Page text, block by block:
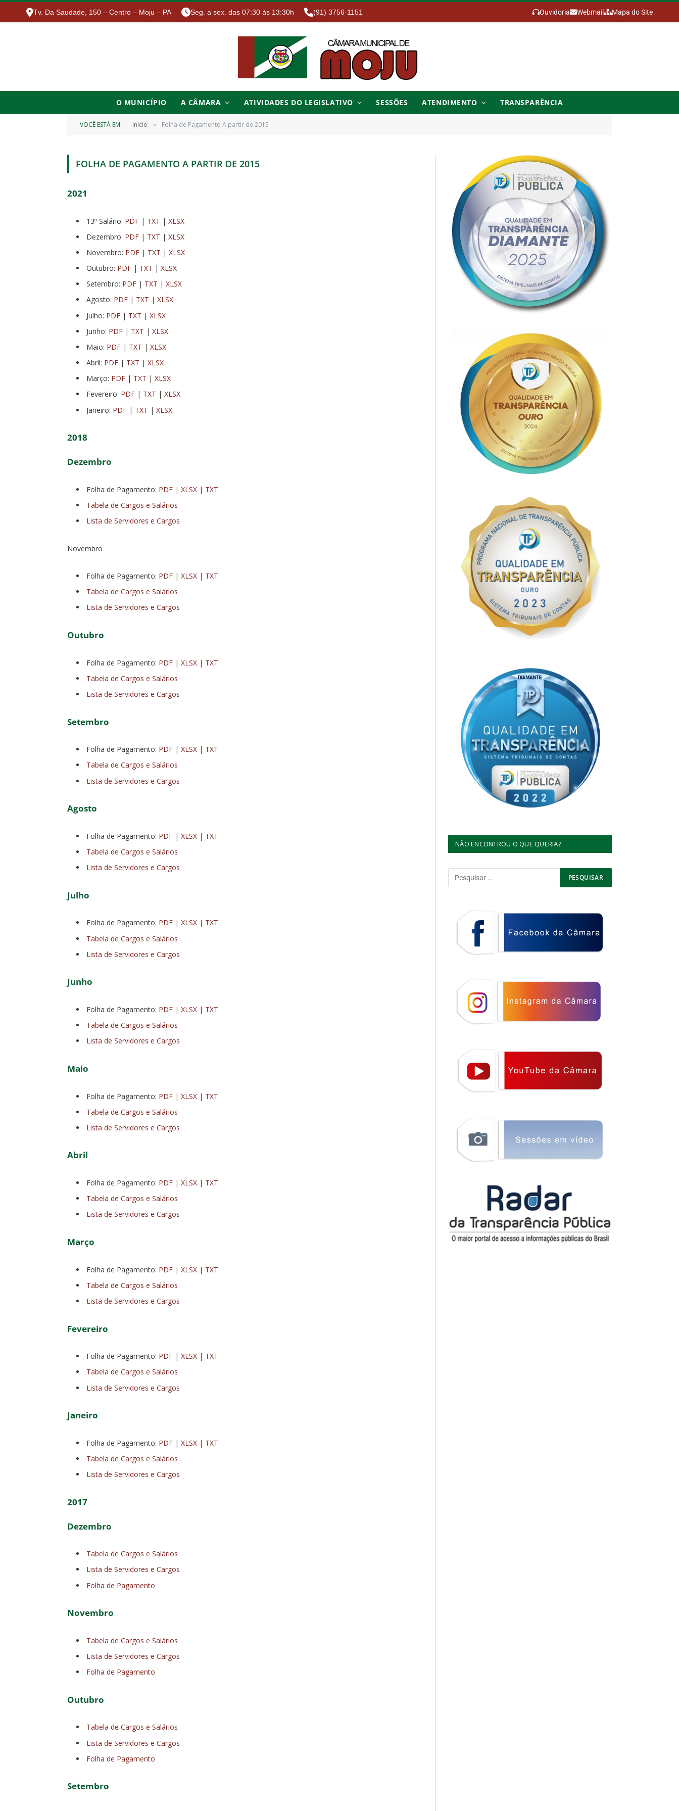
Tv. Da Saudade, 150 – Centro – Moju – PA Seg. a sex. das 07:30 às 13:30h (91) 3756-1151 Ouvidoria Webmail Mapa do Site
O MUNICÍPIO A CÂMARA ATIVIDADES DO LEGISLATIVO SESSÕES ATENDIMENTO TRANSPARÊNCIA
VOCÊ ESTÁ EM: Início » Folha de Pagamento A partir de 2015
FOLHA DE PAGAMENTO A PARTIR DE 2015
2021
13º Salário: PDF | TXT | XLSX
Dezembro: PDF | TXT | XLSX
Novembro: PDF | TXT | XLSX
Outubro: PDF | TXT | XLSX
Setembro: PDF | TXT | XLSX
Agosto: PDF | TXT | XLSX
Julho: PDF | TXT | XLSX
Junho: PDF | TXT | XLSX
Maio: PDF | TXT | XLSX
Abril: PDF | TXT | XLSX
Março: PDF | TXT | XLSX
Fevereiro: PDF | TXT | XLSX
Janeiro: PDF | TXT | XLSX
2018
Dezembro
Folha de Pagamento: PDF | XLSX | TXT
Tabela de Cargos e Salários
Lista de Servidores e Cargos
Novembro
Folha de Pagamento: PDF | XLSX | TXT
Tabela de Cargos e Salários
Lista de Servidores e Cargos
Outubro
Folha de Pagamento: PDF | XLSX | TXT
Tabela de Cargos e Salários
Lista de Servidores e Cargos
Setembro
Folha de Pagamento: PDF | XLSX | TXT
Tabela de Cargos e Salários
Lista de Servidores e Cargos
Agosto
Folha de Pagamento: PDF | XLSX | TXT
Tabela de Cargos e Salários
Lista de Servidores e Cargos
Julho
Folha de Pagamento: PDF | XLSX | TXT
Tabela de Cargos e Salários
Lista de Servidores e Cargos
Junho
Folha de Pagamento: PDF | XLSX | TXT
Tabela de Cargos e Salários
Lista de Servidores e Cargos
Maio
Folha de Pagamento: PDF | XLSX | TXT
Tabela de Cargos e Salários
Lista de Servidores e Cargos
Abril
Folha de Pagamento: PDF | XLSX | TXT
Tabela de Cargos e Salários
Lista de Servidores e Cargos
Março
Folha de Pagamento: PDF | XLSX | TXT
Tabela de Cargos e Salários
Lista de Servidores e Cargos
Fevereiro
Folha de Pagamento: PDF | XLSX | TXT
Tabela de Cargos e Salários
Lista de Servidores e Cargos
Janeiro
Folha de Pagamento: PDF | XLSX | TXT
Tabela de Cargos e Salários
Lista de Servidores e Cargos
2017
Dezembro
Tabela de Cargos e Salários
Lista de Servidores e Cargos
Folha de Pagamento
Novembro
Tabela de Cargos e Salários
Lista de Servidores e Cargos
Folha de Pagamento
Outubro
Tabela de Cargos e Salários
Lista de Servidores e Cargos
Folha de Pagamento
Setembro
NÃO ENCONTROU O QUE QUERIA?